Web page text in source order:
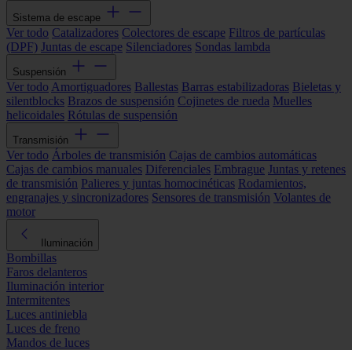
Sistema de escape
Ver todo Catalizadores Colectores de escape Filtros de partículas
(DPF) Juntas de escape Silenciadores Sondas lambda
Suspensión
Ver todo Amortiguadores Ballestas Barras estabilizadoras Bieletas y
silentblocks Brazos de suspensión Cojinetes de rueda Muelles
helicoidales Rótulas de suspensión
Transmisión
Ver todo Árboles de transmisión Cajas de cambios automáticas
Cajas de cambios manuales Diferenciales Embrague Juntas y retenes
de transmisión Palieres y juntas homocinéticas Rodamientos,
engranajes y sincronizadores Sensores de transmisión Volantes de
motor
Iluminación
Bombillas
Faros delanteros
Iluminación interior
Intermitentes
Luces antiniebla
Luces de freno
Mandos de luces